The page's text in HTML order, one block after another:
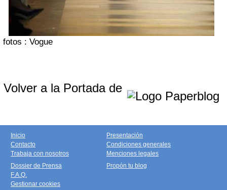
fotos : Vogue
Volver a la Portada de
Inicio
Contacto
Trabaja con nosotros
Presentación
Condiciones generales
Menciones legales
Dossier de Prensa
F.A.Q.
Gestionar cookies
Propón tu blog